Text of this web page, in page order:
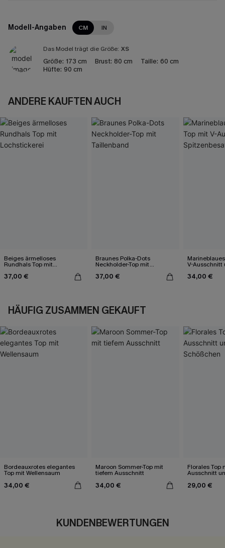
Modell-Angaben CM IN
Das Model trägt die Größe: XS
Größe: 173 cm Brust: 80 cm Taille: 60 cm
Hüfte: 90 cm
ANDERE KAUFTEN AUCH
Beiges ärmelloses
Rundhals Top mit
Lochstickerei
37,00 €
Braunes Polka-Dots
Neckholder-Top mit
37,00 €
V-Ausschnitt
34,00 €
HÄUFIG ZUSAMMEN GEKAUFT
Bordeauxrotes elegantes
Top mit Wellensaum
34,00 €
Maroon Sommer-Top mit
tiefem Ausschnitt
34,00 €
Florales Top
Ausschnitt
29,00 €
KUNDENBEWERTUNGEN